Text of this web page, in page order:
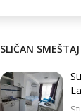
SLIČAN SMEŠTAJ